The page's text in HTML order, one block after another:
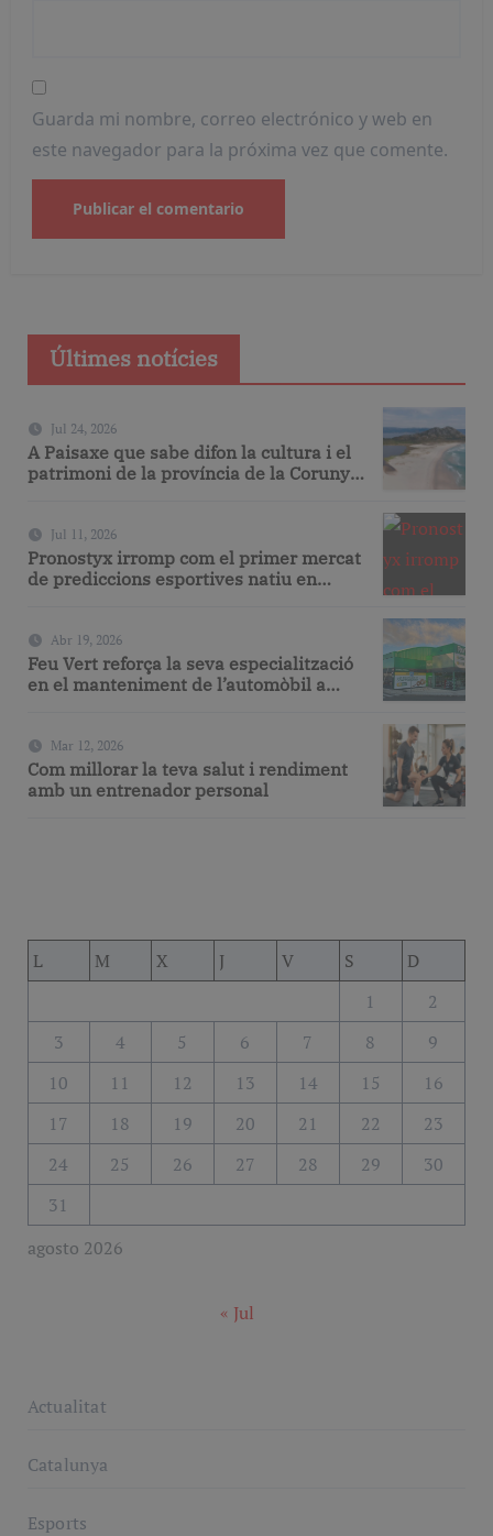
Guarda mi nombre, correo electrónico y web en
este navegador para la próxima vez que comente.
Últimes notícies
Jul 24, 2026
A Paisaxe que sabe difon la cultura i el
patrimoni de la província de la Corunya
Jul 11, 2026
Pronostyx irromp com el primer mercat
de prediccions esportives natiu en
Abr 19, 2026
Feu Vert reforça la seva especialització
en el manteniment de l’automòbil a
Mar 12, 2026
Com millorar la teva salut i rendiment
amb un entrenador personal
agosto 2026
L M X J V S
D
1
2
3
4 5 6 7 8
9
10
11 12 13 14 15
16
17
18 19 20 21 22
23
24
25 26 27 28 29
30
31
« Jul
Actualitat
Catalunya
Esports